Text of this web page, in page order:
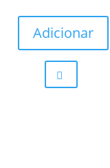
Adicionar